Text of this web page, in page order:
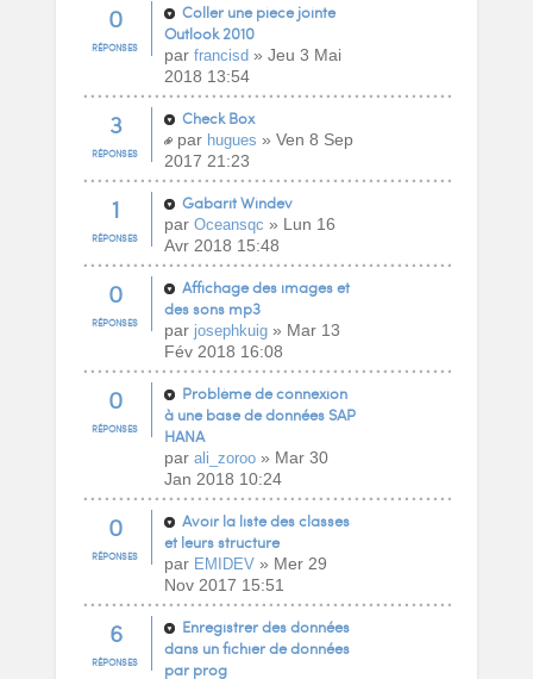
0
RÉPONSES
Coller une piece jointe
Outlook 2010
par francisd» Jeu 3 Mai
2018 13:54
3
RÉPONSES
Check Box
par hugues » Ven 8 Sep
2017 21:23
1
RÉPONSES
Gabarit Windev
par Oceansqc » Lun 16
Avr 2018 15:48
0
RÉPONSES
Affichage des images et
des sons mp3
par josephkuig» Mar 13
Fév 2018 16:08
0
RÉPONSES
Problème de connexion
à une base de données SAP
HANA
par ali_zoroo» Mar 30
Jan 2018 10:24
0
RÉPONSES
Avoir la liste des classes
et leurs structure
par EMIDEV» Mer 29
Nov 2017 15:51
6
RÉPONSES
Enregistrer des données
dans un fichier de données
par prog